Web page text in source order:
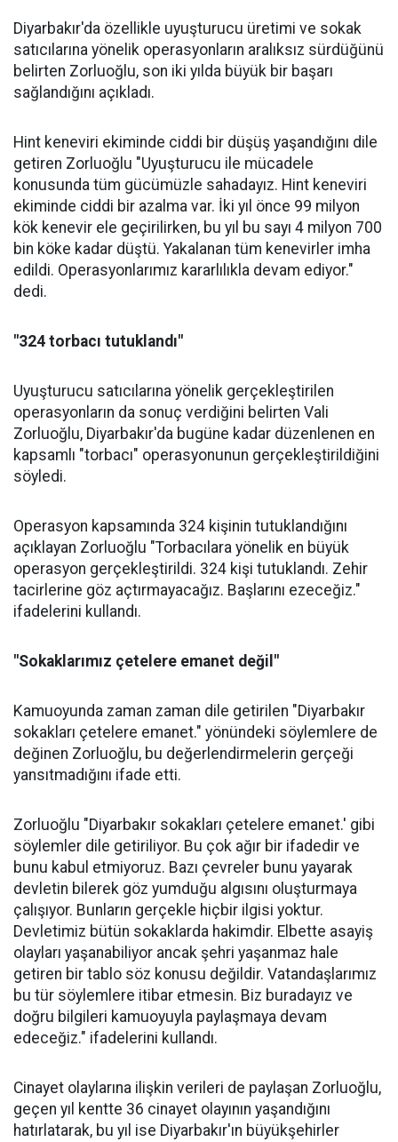
Diyarbakır'da özellikle uyuşturucu üretimi ve sokak
satıcılarına yönelik operasyonların aralıksız sürdüğünü
belirten Zorluoğlu, son iki yılda büyük bir başarı
sağlandığını açıkladı.
Hint keneviri ekiminde ciddi bir düşüş yaşandığını dile
getiren Zorluoğlu "Uyuşturucu ile mücadele
konusunda tüm gücümüzle sahadayız. Hint keneviri
ekiminde ciddi bir azalma var. İki yıl önce 99 milyon
kök kenevir ele geçirilirken, bu yıl bu sayı 4 milyon 700
bin köke kadar düştü. Yakalanan tüm kenevirler imha
edildi. Operasyonlarımız kararlılıkla devam ediyor."
dedi.
"324 torbacı tutuklandı"
Uyuşturucu satıcılarına yönelik gerçekleştirilen
operasyonların da sonuç verdiğini belirten Vali
Zorluoğlu, Diyarbakır'da bugüne kadar düzenlenen en
kapsamlı "torbacı" operasyonunun gerçekleştirildiğini
söyledi.
Operasyon kapsamında 324 kişinin tutuklandığını
açıklayan Zorluoğlu "Torbacılara yönelik en büyük
operasyon gerçekleştirildi. 324 kişi tutuklandı. Zehir
tacirlerine göz açtırmayacağız. Başlarını ezeceğiz."
ifadelerini kullandı.
"Sokaklarımız çetelere emanet değil"
Kamuoyunda zaman zaman dile getirilen "Diyarbakır
sokakları çetelere emanet." yönündeki söylemlere de
değinen Zorluoğlu, bu değerlendirmelerin gerçeği
yansıtmadığını ifade etti.
Zorluoğlu "Diyarbakır sokakları çetelere emanet.' gibi
söylemler dile getiriliyor. Bu çok ağır bir ifadedir ve
bunu kabul etmiyoruz. Bazı çevreler bunu yayarak
devletin bilerek göz yumduğu algısını oluşturmaya
çalışıyor. Bunların gerçekle hiçbir ilgisi yoktur.
Devletimiz bütün sokaklarda hakimdir. Elbette asayiş
olayları yaşanabiliyor ancak şehri yaşanmaz hale
getiren bir tablo söz konusu değildir. Vatandaşlarımız
bu tür söylemlere itibar etmesin. Biz buradayız ve
doğru bilgileri kamuoyuyla paylaşmaya devam
edeceğiz." ifadelerini kullandı.
Cinayet olaylarına ilişkin verileri de paylaşan Zorluoğlu,
geçen yıl kentte 36 cinayet olayının yaşandığını
hatırlatarak, bu yıl ise Diyarbakır'ın büyükşehirler